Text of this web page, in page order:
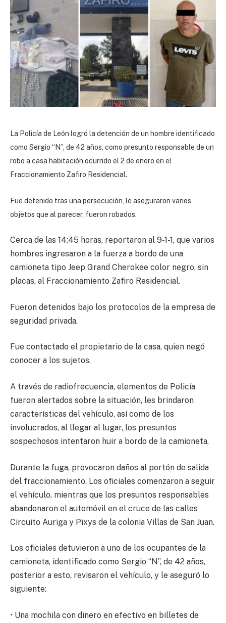
La Policía de León logró la detención de un hombre identificado
como Sergio “N”, de 42 años, como presunto responsable de un
robo a casa habitación ocurrido el 2 de enero en el
Fraccionamiento Zafiro Residencial.
Fue detenido tras una persecución, le aseguraron varios
objetos que al parecer, fueron robados.
Cerca de las 14:45 horas, reportaron al 9-1-1, que varios
hombres ingresaron a la fuerza a bordo de una
camioneta tipo Jeep Grand Cherokee color negro, sin
placas, al Fraccionamiento Zafiro Residencial.
Fueron detenidos bajo los protocolos de la empresa de
seguridad privada.
Fue contactado el propietario de la casa, quien negó
conocer a los sujetos.
A través de radiofrecuencia, elementos de Policía
fueron alertados sobre la situación, les brindaron
características del vehículo, así como de los
involucrados, al llegar al lugar, los presuntos
sospechosos intentaron huir a bordo de la camioneta.
Durante la fuga, provocaron daños al portón de salida
del fraccionamiento. Los oficiales comenzaron a seguir
el vehículo, mientras que los presuntos responsables
abandonaron el automóvil en el cruce de las calles
Circuito Auriga y Pixys de la colonia Villas de San Juan.
Los oficiales detuvieron a uno de los ocupantes de la
camioneta, identificado como Sergio “N”, de 42 años,
posterior a esto, revisaron el vehículo, y le aseguró lo
siguiente:
•⁠ ⁠Una mochila con dinero en efectivo en billetes de